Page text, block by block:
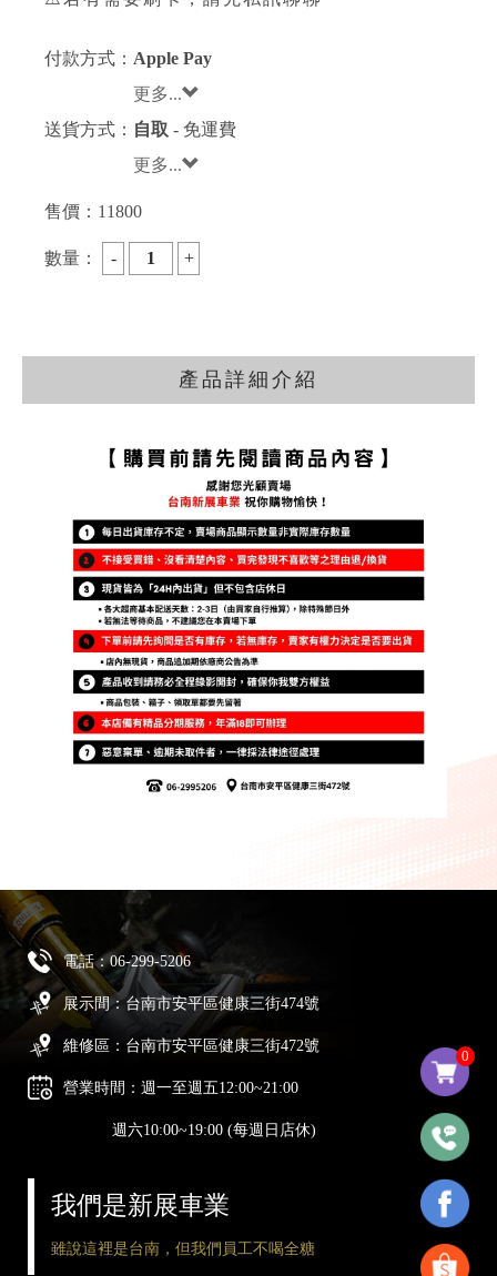
0
付款方式： Apple Pay
更多...
送貨方式： 自取 - 免運費
更多...
售價： 11800
數量：
產品詳細介紹
電話：06-299-5206
展示間：台南市安平區健康三街474號
維修區：台南市安平區健康三街472號
營業時間：週一至週五12:00~21:00
週六10:00~19:00 (每週日店休)
我們是新展車業
雖說這裡是台南，但我們員工不喝全糖